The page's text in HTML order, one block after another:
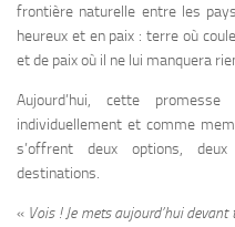
frontière naturelle entre les
heureux et en paix : terre où
et de paix où il ne lui manquera
Aujourd’hui, cette
individuellement et comme
s’offrent deux options,
destinations.
« Vois ! Je mets aujourd’hui